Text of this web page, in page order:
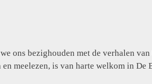
ons bezighouden met de verhalen
meelezen, is van harte welkom in De